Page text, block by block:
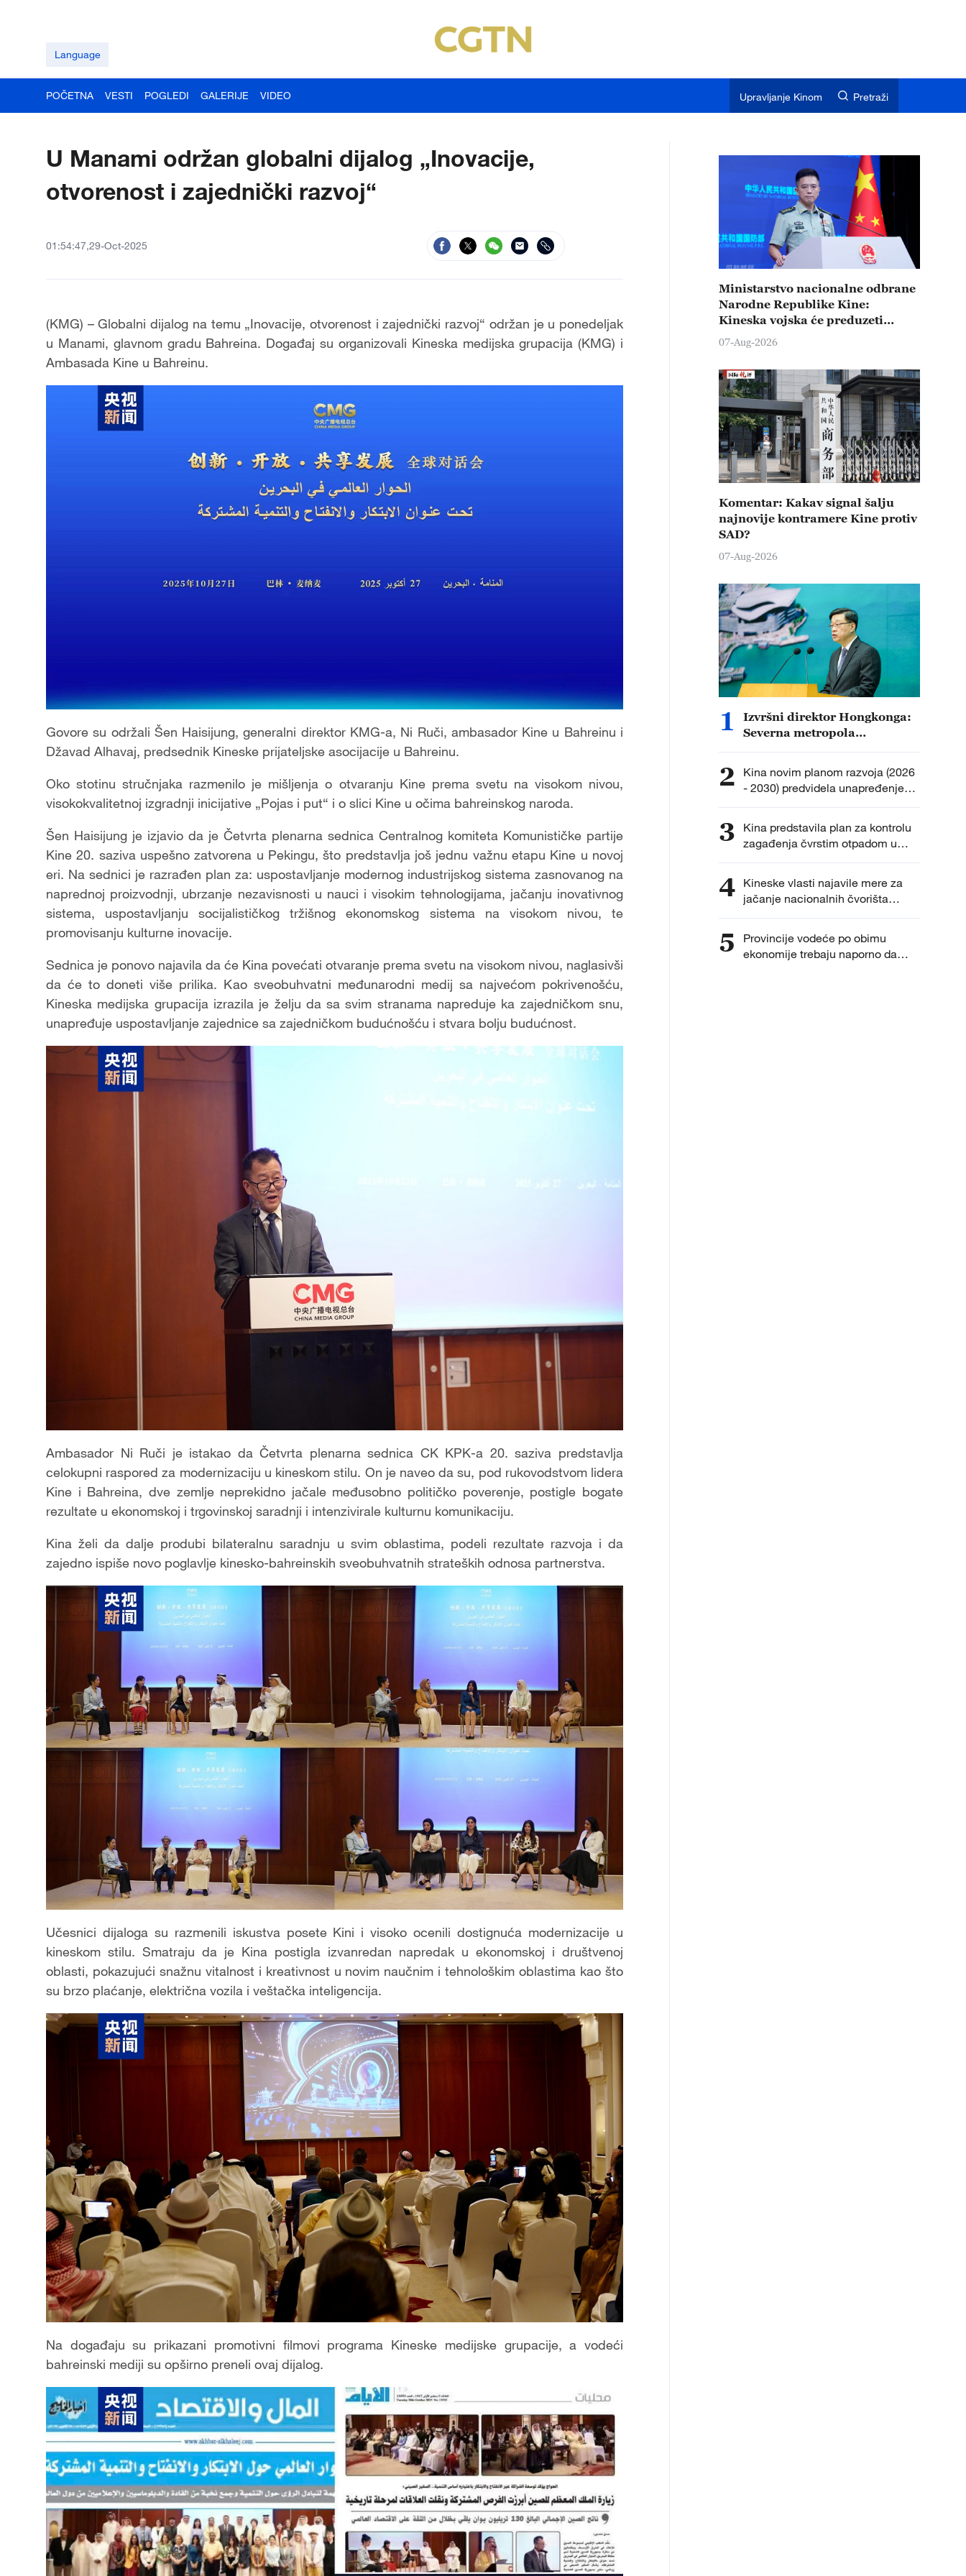
Language
POČETNA VESTI POGLEDI GALERIJE VIDEO Upravljanje Kinom Pretraži
U Manami održan globalni dijalog „Inovacije,
otvorenost i zajednički razvoj“
01:54:47,29-Oct-2025
(KMG) – Globalni dijalog na temu „Inovacije, otvorenost i zajednički razvoj“ održan je u ponedeljak
u Manami, glavnom gradu Bahreina. Događaj su organizovali Kineska medijska grupacija (KMG) i
Ambasada Kine u Bahreinu.
Govore su održali Šen Haisijung, generalni direktor KMG-a, Ni Ruči, ambasador Kine u Bahreinu i
Džavad Alhavaj, predsednik Kineske prijateljske asocijacije u Bahreinu.
Oko stotinu stručnjaka razmenilo je mišljenja o otvaranju Kine prema svetu na visokom nivou,
visokokvalitetnoj izgradnji inicijative „Pojas i put“ i o slici Kine u očima bahreinskog naroda.
Šen Haisijung je izjavio da je Četvrta plenarna sednica Centralnog komiteta Komunističke partije
Kine 20. saziva uspešno zatvorena u Pekingu, što predstavlja još jednu važnu etapu Kine u novoj
eri. Na sednici je razrađen plan za: uspostavljanje modernog industrijskog sistema zasnovanog na
naprednoj proizvodnji, ubrzanje nezavisnosti u nauci i visokim tehnologijama, jačanju inovativnog
sistema, uspostavljanju socijalističkog tržišnog ekonomskog sistema na visokom nivou, te
promovisanju kulturne inovacije.
Sednica je ponovo najavila da će Kina povećati otvaranje prema svetu na visokom nivou, naglasivši
da će to doneti više prilika. Kao sveobuhvatni međunarodni medij sa najvećom pokrivenošću,
Kineska medijska grupacija izrazila je želju da sa svim stranama napreduje ka zajedničkom snu,
unapređuje uspostavljanje zajednice sa zajedničkom budućnošću i stvara bolju budućnost.
Ambasador Ni Ruči je istakao da Četvrta plenarna sednica CK KPK-a 20. saziva predstavlja
celokupni raspored za modernizaciju u kineskom stilu. On je naveo da su, pod rukovodstvom lidera
Kine i Bahreina, dve zemlje neprekidno jačale međusobno političko poverenje, postigle bogate
rezultate u ekonomskoj i trgovinskoj saradnji i intenzivirale kulturnu komunikaciju.
Kina želi da dalje produbi bilateralnu saradnju u svim oblastima, podeli rezultate razvoja i da
zajedno ispiše novo poglavlje kinesko-bahreinskih sveobuhvatnih strateških odnosa partnerstva.
Učesnici dijaloga su razmenili iskustva posete Kini i visoko ocenili dostignuća modernizacije u
kineskom stilu. Smatraju da je Kina postigla izvanredan napredak u ekonomskoj i društvenoj
oblasti, pokazujući snažnu vitalnost i kreativnost u novim naučnim i tehnološkim oblastima kao što
su brzo plaćanje, električna vozila i veštačka inteligencija.
Na događaju su prikazani promotivni filmovi programa Kineske medijske grupacije, a vodeći
bahreinski mediji su opširno preneli ovaj dijalog.
Ministarstvo nacionalne odbrane
Narodne Republike Kine:
Kineska vojska će preduzeti
čvrste kontramere protiv svih
provokativnih pokušaja
izazivanja nemira
07-Aug-2026
Komentar: Kakav signal šalju
najnovije kontramere Kine protiv
SAD?
07-Aug-2026
1
Izvršni direktor Hongkonga:
Severna metropola
2
Kina novim planom razvoja (2026
- 2030) predvidela unapređenje
pravnog okvira za osobe sa
3
Kina predstavila plan za kontrolu
zagađenja čvrstim otpadom u
narednih pet godina
4 Kineske vlasti najavile mere za
jačanje nacionalnih čvorišta
teretnog saobraćaja
5
Provincije vodeće po obimu
ekonomije trebaju naporno da